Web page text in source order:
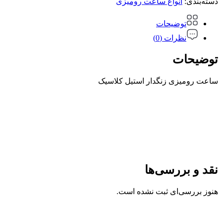
توضیحات
نظرات (0)
توضیحات
ساعت رومیزی زنگدار استیل کلاسیک
نقد و بررسی‌ها
هنوز بررسی‌ای ثبت نشده است.